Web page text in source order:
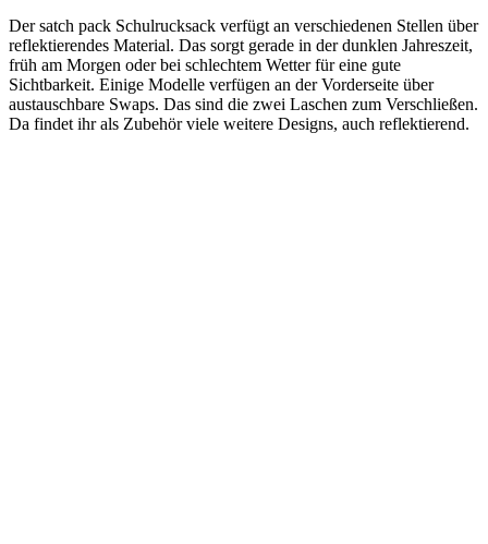
Der satch pack Schulrucksack verfügt an verschiedenen Stellen über
reflektierendes Material. Das sorgt gerade in der dunklen Jahreszeit,
früh am Morgen oder bei schlechtem Wetter für eine gute
Sichtbarkeit. Einige Modelle verfügen an der Vorderseite über
austauschbare Swaps. Das sind die zwei Laschen zum Verschließen.
Da findet ihr als Zubehör viele weitere Designs, auch reflektierend.